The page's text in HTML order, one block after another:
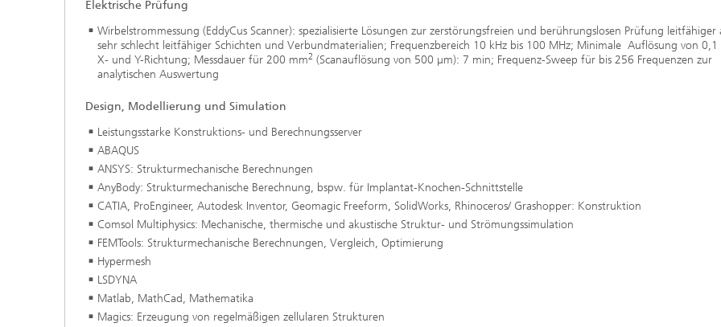
Elektrische Prüfung
Wirbelstrommessung (EddyCus Scanner): spezialisierte Lösungen zur zerstörungsfreien und berührungslosen Prüfung leitfähiger
sehr schlecht leitfähiger Schichten und Verbundmaterialien; Frequenzbereich 10 kHz bis 100 MHz; Minimale Auflösung von
X- und Y-Richtung; Messdauer für 200 mm2 (Scanauflösung von 500 µm): 7 min; Frequenz-Sweep für bis 256 Frequenzen zur
analytischen Auswertung
Design, Modellierung und Simulation
Leistungsstarke Konstruktions- und Berechnungsserver
ABAQUS
ANSYS: Strukturmechanische Berechnungen
AnyBody: Strukturmechanische Berechnung, bspw. für Implantat-Knochen-Schnittstelle
CATIA, ProEngineer, Autodesk Inventor, Geomagic Freeform, SolidWorks, Rhinoceros/ Grashopper: Konstruktion
Comsol Multiphysics: Mechanische, thermische und akustische Struktur- und Strömungssimulation
FEMTools: Strukturmechanische Berechnungen, Vergleich, Optimierung
Hypermesh
LSDYNA
Matlab, MathCad, Mathematika
Magics: Erzeugung von regelmäßigen zellularen Strukturen